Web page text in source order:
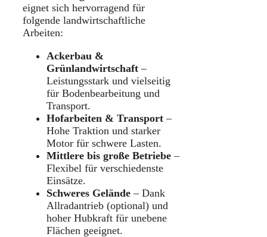
eignet sich hervorragend für
folgende landwirtschaftliche
Arbeiten:
Ackerbau &
Grünlandwirtschaft –
Leistungsstark und vielseitig
für Bodenbearbeitung und
Transport.
Hofarbeiten & Transport –
Hohe Traktion und starker
Motor für schwere Lasten.
Mittlere bis große Betriebe –
Flexibel für verschiedenste
Einsätze.
Schweres Gelände – Dank
Allradantrieb (optional) und
hoher Hubkraft für unebene
Flächen geeignet.